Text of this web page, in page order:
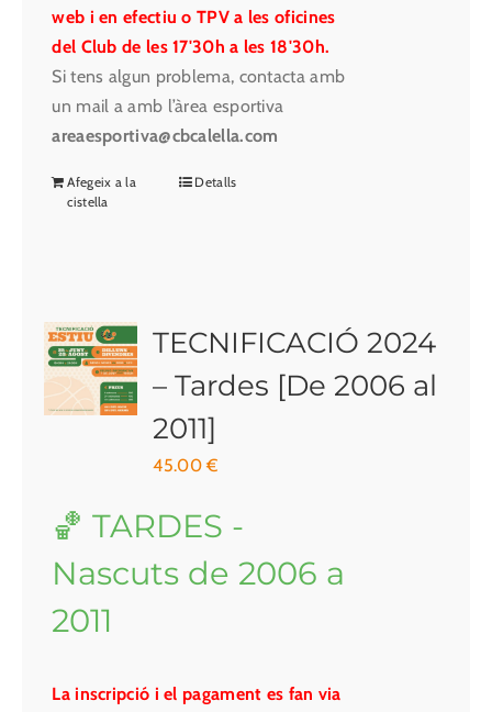
web i en efectiu o TPV a les oficines
del Club de les 17'30h a les 18'30h.
Si tens algun problema, contacta amb
un mail a amb l’àrea esportiva
areaesportiva@cbcalella.com
Afegeix a la
cistella
Detalls
TECNIFICACIÓ 2024
– Tardes [De 2006 al
2011]
45.00€
🏀 TARDES -
Nascuts de 2006 a
2011
La inscripció i el pagament es fan via